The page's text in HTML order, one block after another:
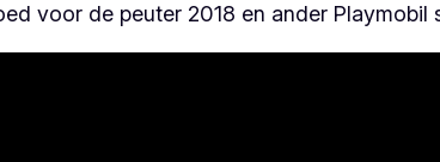
voor de peuter 2018 en ander Playmobil